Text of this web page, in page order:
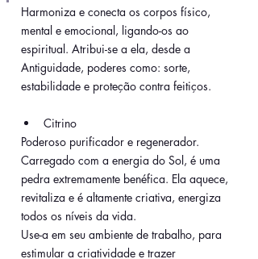
Harmoniza e conecta os corpos físico,
mental e emocional, ligando-os ao
espiritual. Atribui-se a ela, desde a
Antiguidade, poderes como: sorte,
estabilidade e proteção contra feitiços.
Citrino
Poderoso purificador e regenerador.
Carregado com a energia do Sol, é uma
pedra extremamente benéfica. Ela aquece,
revitaliza e é altamente criativa, energiza
todos os níveis da vida.
Use-a em seu ambiente de trabalho, para
estimular a criatividade e trazer